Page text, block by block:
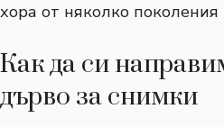
хора от няколко поколения
Как да си
дърво за снимки